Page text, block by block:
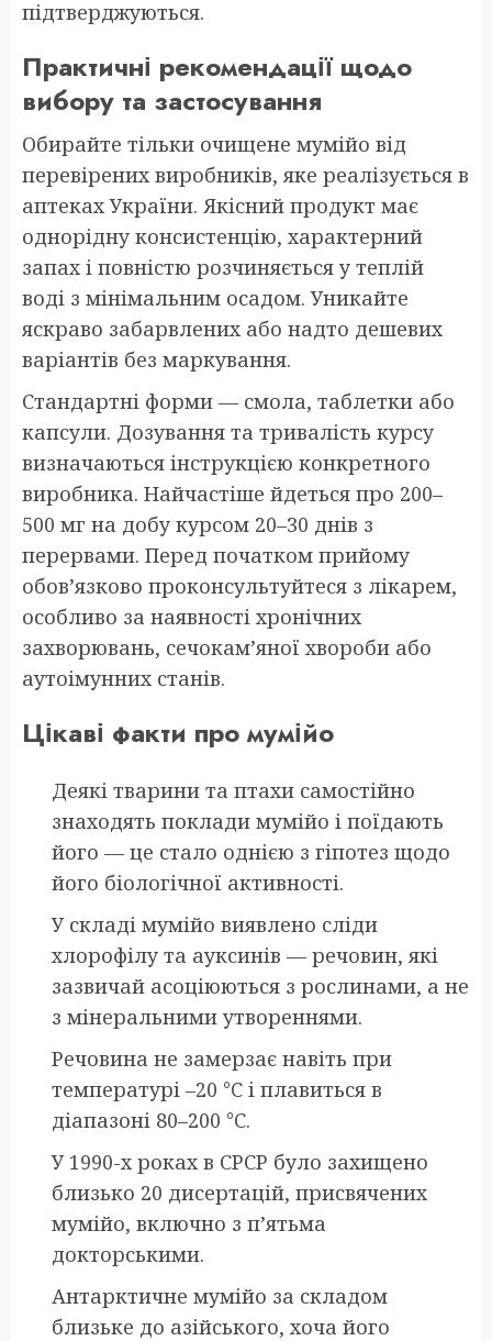
підтверджуються.
Практичні рекомендації щодо
вибору та застосування
Обирайте тільки очищене мумійо від
перевірених виробників, яке реалізується в
аптеках України. Якісний продукт має
однорідну консистенцію, характерний
запах і повністю розчиняється у теплій
воді з мінімальним осадом. Уникайте
яскраво забарвлених або надто дешевих
варіантів без маркування.
Стандартні форми — смола, таблетки або
капсули. Дозування та тривалість курсу
визначаються інструкцією конкретного
виробника. Найчастіше йдеться про 200–
500 мг на добу курсом 20–30 днів з
перервами. Перед початком прийому
обов’язково проконсультуйтеся з лікарем,
особливо за наявності хронічних
захворювань, сечокам’яної хвороби або
аутоімунних станів.
Цікаві факти про мумійо
Деякі тварини та птахи самостійно
знаходять поклади мумійо і поїдають
його — це стало однією з гіпотез щодо
його біологічної активності.
У складі мумійо виявлено сліди
хлорофілу та ауксинів — речовин, які
зазвичай асоціюються з рослинами, а не
з мінеральними утвореннями.
Речовина не замерзає навіть при
температурі –20 °C і плавиться в
діапазоні 80–200 °C.
У 1990-х роках в СРСР було захищено
близько 20 дисертацій, присвячених
мумійо, включно з п’ятьма
докторськими.
Антарктичне мумійо за складом
близьке до азійського, хоча його